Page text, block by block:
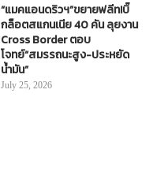
“แมคแอนดริวฯ”ขยายฟลีท!บิ๊
กล็อตสแกนเนีย 40 คัน ลุยงาน
Cross Border ตอบ
โจทย์“สมรรถนะสูง-ประหยัด
น้ำมัน”
July 25, 2026